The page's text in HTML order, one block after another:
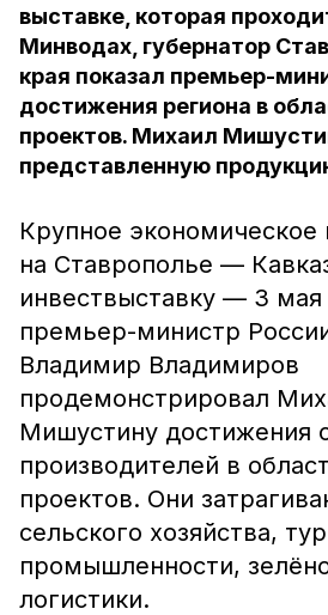
выставке, которая
Минводах, губернатор
края показал премьер-
достижения региона в
проектов. Михаил
представленную
Крупное экономическое
на Ставрополье —
инвествыставку — 3 мая
премьер-министр
Владимир Владимиров
продемонстрировал
Мишустину достижения
производителей в
проектов. Они
сельского хозяйства,
промышленности,
логистики.